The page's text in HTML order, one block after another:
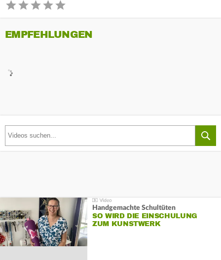
EMPFEHLUNGEN
Handgemachte Schultüten
SO WIRD DIE EINSCHULUNG
ZUM KUNSTWERK